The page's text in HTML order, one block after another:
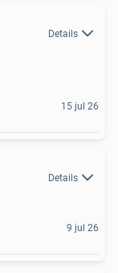
Details
15 jul 26
Details
9 jul 26